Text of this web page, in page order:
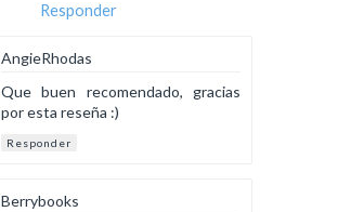
Responder
AngieRhodas
Que buen recomendado, gracias
por esta reseña :)
Responder
Berrybooks